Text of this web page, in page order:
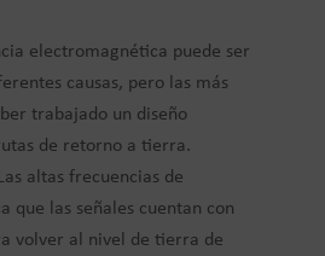
electromagnética puede ser
causas, pero las más
trabajado un diseño
de retorno a tierra.
altas frecuencias de
que las señales cuentan con
volver al nivel de tierra de